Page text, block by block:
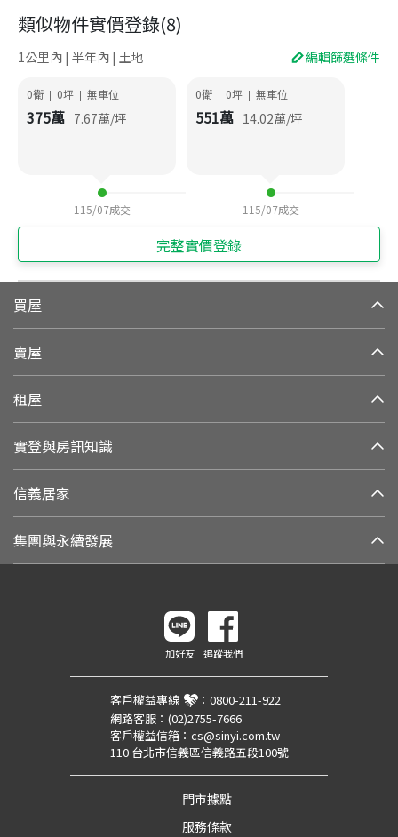
類似物件實價登錄(8)
1公里內 | 半年內 | 土地 編輯篩選條件
0衛 | 0坪 | 無車位
375萬 7.67萬/坪
115/07成交
0衛 | 0坪 | 無車位
551萬 14.02萬/坪
115/07成交
完整實價登錄
買屋
賣屋
租屋
實登與房訊知識
信義居家
集團與永續發展
加好友 追蹤我們
客戶權益專線 ： 0800-211-922
網路客服： (02)2755-7666
客戶權益信箱： cs@sinyi.com.tw
110 台北市信義區信義路五段100號
門市據點
服務條款